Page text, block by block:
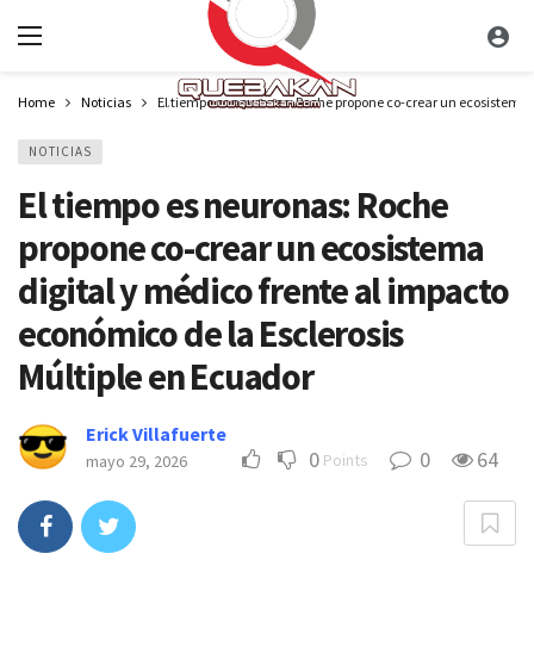
Home Noticias El tiempo es neuronas: Roche propone co-crear un
NOTICIAS
El tiempo es neuronas: Roche
propone co-crear un ecosistema
digital y médico frente al impacto
económico de la Esclerosis
Múltiple en Ecuador
Erick Villafuerte
mayo 29, 2026 0 Points 0 64